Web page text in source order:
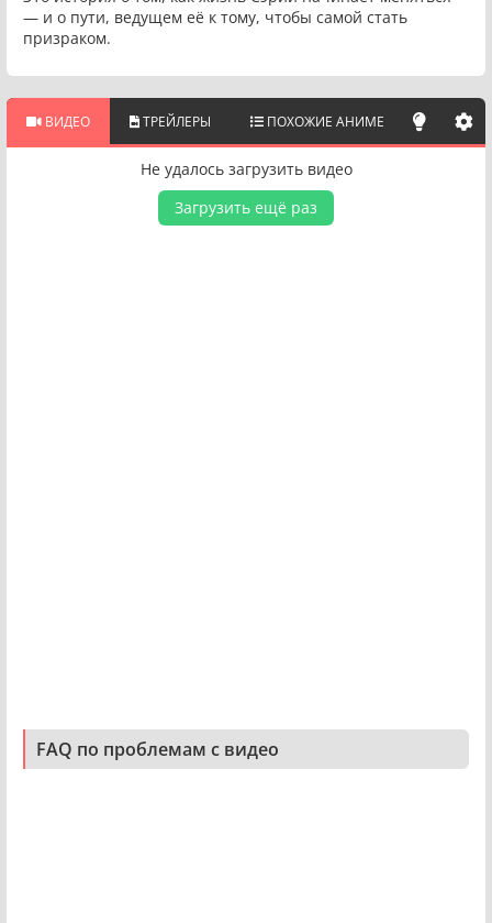
— и о пути, ведущем её к тому, чтобы самой стать
призраком.
ВИДЕО ТРЕЙЛЕРЫ ПОХОЖИЕ АНИМЕ
Не удалось загрузить видео
Загрузить ещё раз
FAQ по проблемам с видео